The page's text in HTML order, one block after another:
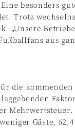
besonders
Trotz
„Unsere
aus
die
Mehrwertsteuer.
Gäste,